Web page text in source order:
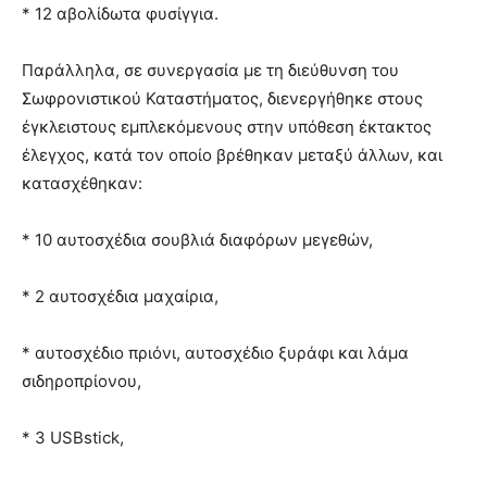
* 12 αβολίδωτα φυσίγγια.
Παράλληλα, σε συνεργασία με τη διεύθυνση του
Σωφρονιστικού Καταστήματος, διενεργήθηκε στους
έγκλειστους εμπλεκόμενους στην υπόθεση έκτακτος
έλεγχος, κατά τον οποίο βρέθηκαν μεταξύ άλλων, και
κατασχέθηκαν:
* 10 αυτοσχέδια σουβλιά διαφόρων μεγεθών,
* 2 αυτοσχέδια μαχαίρια,
* αυτοσχέδιο πριόνι, αυτοσχέδιο ξυράφι και λάμα
σιδηροπρίονου,
* 3 USBstick,